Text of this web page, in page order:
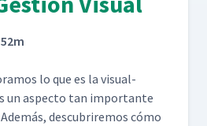
52m
lo que es la visu­al­
un aspec­to tan impor­tante
des­cubrire­mos cómo